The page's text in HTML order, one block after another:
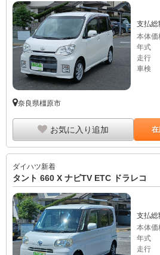
支払総
本体価
年式
走行
車検
奈良県橿原市
お気に入り追加
ダイハツ新着
タント 660 X ナビTV ETC ドラレコ
支払総
本体価
年式
走行